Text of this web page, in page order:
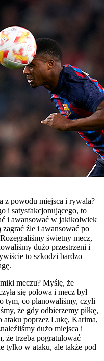
z powodu miejsca i rywala?
i satysfakcjonującego, to
i awansować w jakikolwiek
zagrać źle i awansować po
świetny mecz,
dużo przestrzeni i
to szkodzi bardzo
meczu? Myślę, że
się połowa i mecz był
tym, co planowaliśmy, czyli
że gdy odbierzemy piłkę,
poprzez Lukę, Karima,
dużo miejsca i
że trzeba pogratulować
tylko w ataku, ale także pod